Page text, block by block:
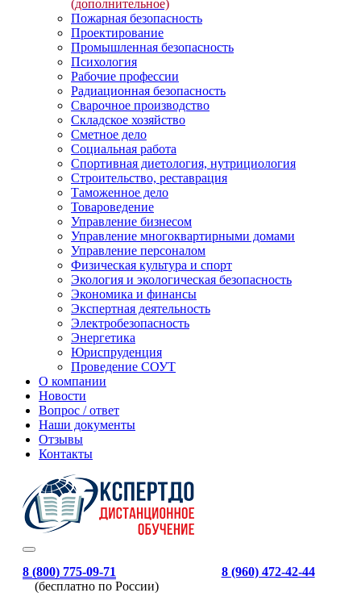
(дополнительное)
Пожарная безопасность
Проектирование
Промышленная безопасность
Психология
Рабочие профессии
Радиационная безопасность
Сварочное производство
Складское хозяйство
Сметное дело
Социальная работа
Спортивная диетология, нутрициология
Строительство, реставрация
Таможенное дело
Товароведение
Управление бизнесом
Управление многоквартирными домами
Управление персоналом
Физическая культура и спорт
Экология и экологическая безопасность
Экономика и финансы
Экспертная деятельность
Электробезопасность
Энергетика
Юриспруденция
Проведение СОУТ
О компании
Новости
Вопрос / ответ
Наши документы
Отзывы
Контакты
8 (800) 775-09-71
(бесплатно по России)
8 (960) 472-42-44